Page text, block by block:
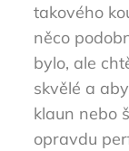
takového
něco
bylo, ale
skvělé a
klaun nebo
opravdu